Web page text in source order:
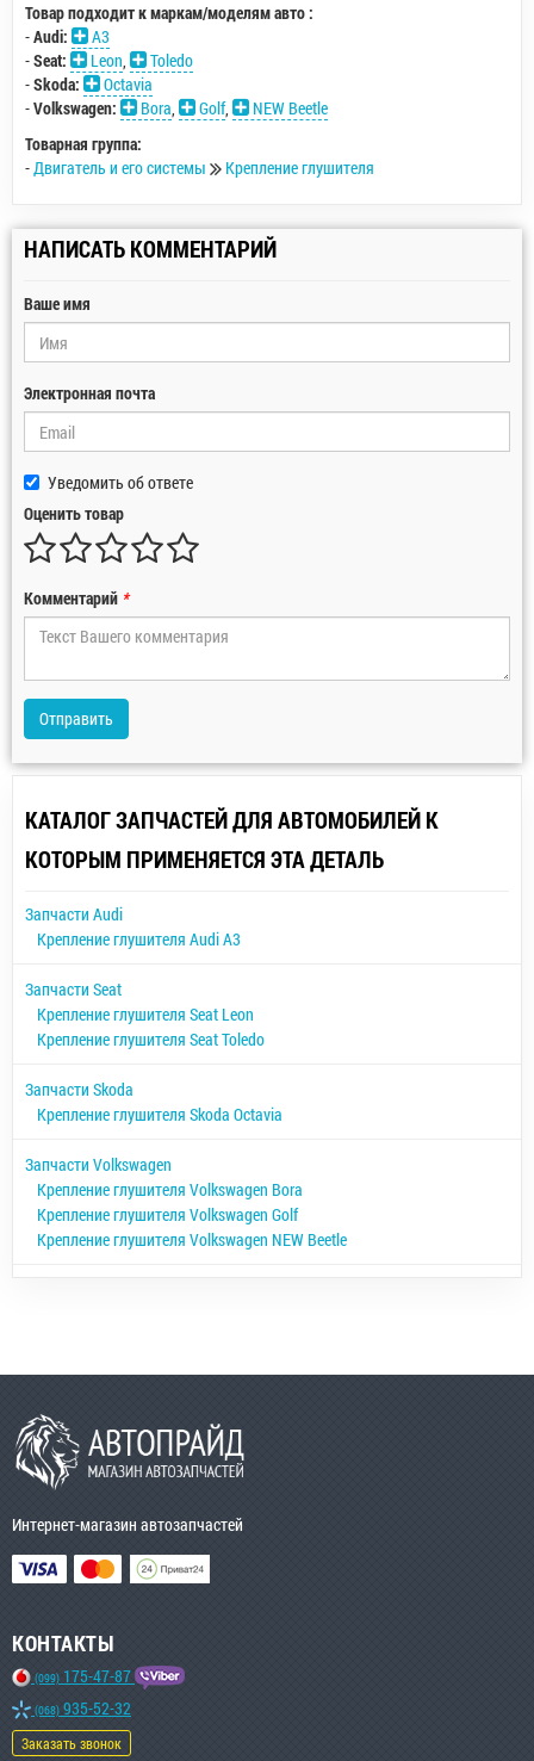
Товар подходит к маркам/моделям авто :
-Audi:
A3
-Seat: Leon,
Toledo
-Skoda:
Octavia
-Volkswagen: Bora, Golf,
NEW Beetle
Товарная группа:
-Двигатель и его системы Крепление глушителя
НАПИСАТЬ КОММЕНТАРИЙ
Ваше имя
Электронная почта
Уведомить об ответе
Оценить товар
Комментарий *
Отправить
КАТАЛОГ ЗАПЧАСТЕЙ ДЛЯ АВТОМОБИЛЕЙ К
КОТОРЫМ ПРИМЕНЯЕТСЯ ЭТА ДЕТАЛЬ
Запчасти Audi
Крепление глушителя Audi A3
Запчасти Seat
Крепление глушителя Seat Leon
Крепление глушителя Seat Toledo
Запчасти Skoda
Крепление глушителя Skoda Octavia
Запчасти Volkswagen
Крепление глушителя Volkswagen Bora
Крепление глушителя Volkswagen Golf
Крепление глушителя Volkswagen NEW Beetle
Интернет-магазин автозапчастей
КОНТАКТЫ
(099) 175-47-87
(068) 935-52-32
Заказать звонок